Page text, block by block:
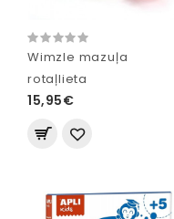
Wimzle mazuļa
rotaļlieta
15,95€